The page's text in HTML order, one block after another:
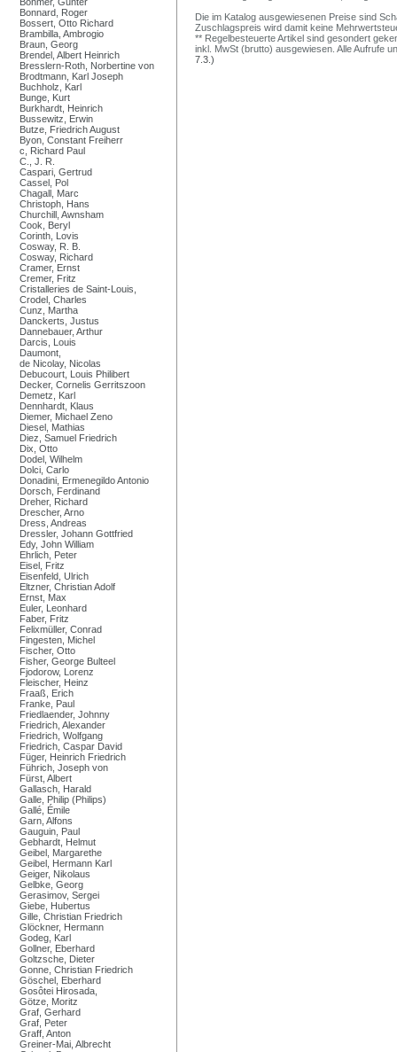
Bonnard, Roger
Bossert, Otto Richard
Brambilla, Ambrogio
Braun, Georg
Brendel, Albert Heinrich
Bresslern-Roth, Norbertine von
Brodtmann, Karl Joseph
Buchholz, Karl
Bunge, Kurt
Burkhardt, Heinrich
Bussewitz, Erwin
Butze, Friedrich August
Byon, Constant Freiherr
c, Richard Paul
C., J. R.
Caspari, Gertrud
Cassel, Pol
Chagall, Marc
Christoph, Hans
Churchill, Awnsham
Cook, Beryl
Corinth, Lovis
Cosway, R. B.
Cosway, Richard
Cramer, Ernst
Cremer, Fritz
Cristalleries de Saint-Louis,
Crodel, Charles
Cunz, Martha
Danckerts, Justus
Dannebauer, Arthur
Darcis, Louis
Daumont,
de Nicolay, Nicolas
Debucourt, Louis Philibert
Decker, Cornelis Gerritszoon
Demetz, Karl
Dennhardt, Klaus
Diemer, Michael Zeno
Diesel, Mathias
Diez, Samuel Friedrich
Dix, Otto
Dodel, Wilhelm
Dolci, Carlo
Donadini, Ermenegildo Antonio
Dorsch, Ferdinand
Dreher, Richard
Drescher, Arno
Dress, Andreas
Dressler, Johann Gottfried
Edy, John William
Ehrlich, Peter
Eisel, Fritz
Eisenfeld, Ulrich
Eltzner, Christian Adolf
Ernst, Max
Euler, Leonhard
Faber, Fritz
Felixmüller, Conrad
Fingesten, Michel
Fischer, Otto
Fisher, George Bulteel
Fjodorow, Lorenz
Fleischer, Heinz
Fraaß, Erich
Franke, Paul
Friedlaender, Johnny
Friedrich, Alexander
Friedrich, Wolfgang
Friedrich, Caspar David
Füger, Heinrich Friedrich
Führich, Joseph von
Fürst, Albert
Gallasch, Harald
Galle, Philip (Philips)
Gallé, Émile
Garn, Alfons
Gauguin, Paul
Gebhardt, Helmut
Geibel, Margarethe
Geibel, Hermann Karl
Geiger, Nikolaus
Gelbke, Georg
Gerasimov, Sergei
Giebe, Hubertus
Gille, Christian Friedrich
Glöckner, Hermann
Godeg, Karl
Gollner, Eberhard
Goltzsche, Dieter
Gonne, Christian Friedrich
Göschel, Eberhard
Gosôtei Hirosada,
Götze, Moritz
Graf, Gerhard
Graf, Peter
Graff, Anton
Greiner-Mai, Albrecht
Die im Katalog ausgewiesenen Preise sind
Zuschlagspreis wird damit keine
** Regelbesteuerte Artikel sind gesondert
inkl. MwSt (brutto) ausgewiesen. Alle Aufrufe
7.3.)